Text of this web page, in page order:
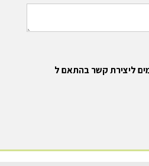
ליצירת קשר בהתאם ל